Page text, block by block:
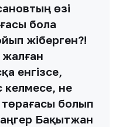
өзі
бола
жіберген?!
жалған
енгізсе,
не
болып
Бақытжан